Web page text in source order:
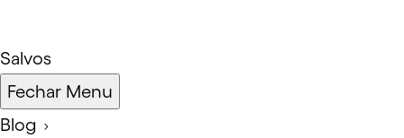
Salvos
Fechar Menu
Blog